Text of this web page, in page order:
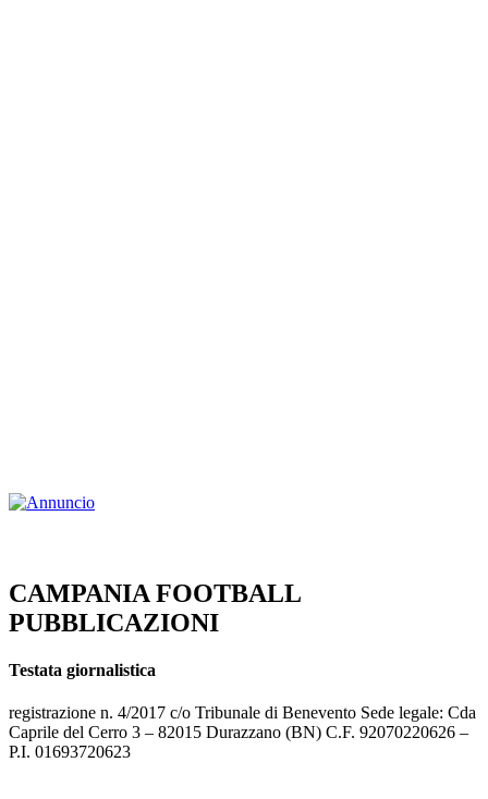
CAMPANIA FOOTBALL
PUBBLICAZIONI
Testata giornalistica
registrazione n. 4/2017 c/o Tribunale di Benevento Sede legale: Cda
Caprile del Cerro 3 – 82015 Durazzano (BN) C.F. 92070220626 –
P.I. 01693720623